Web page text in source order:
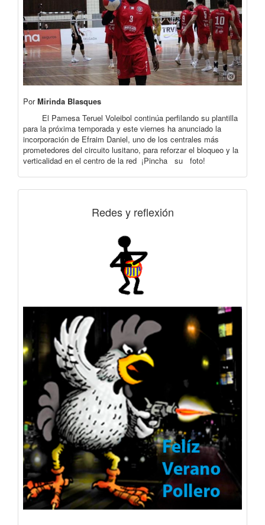
PorMirinda Blasques
El Pamesa Teruel Voleibol continúa perfilando su plantilla
para la próxima temporada y este viernes ha anunciado la
incorporación de Efraim Daniel, uno de los centrales más
prometedores del circuito lusitano, para reforzar el bloqueo y la
verticalidad en el centro de la red ¡Pincha su foto!
Redes y reflexión